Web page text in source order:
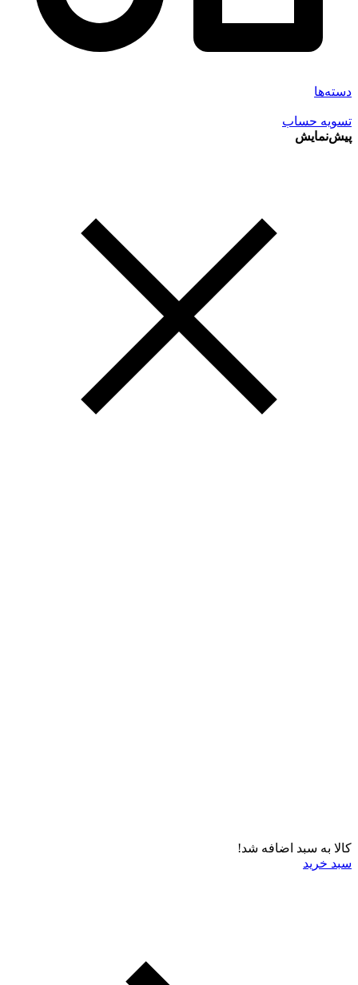
دسته‌ها
تسویه حساب
پیش‌نمایش
کالا به سبد اضافه شد!
سبد خرید